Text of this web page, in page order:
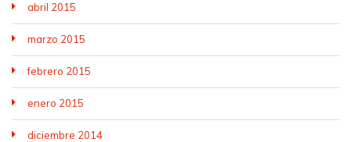
abril 2015
marzo 2015
febrero 2015
enero 2015
diciembre 2014